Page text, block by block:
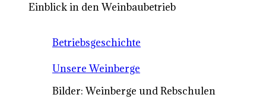
Einblick in den Weinbaubetrieb
Betriebsgeschichte
Unsere Weinberge
Bilder: Weinberge und Rebschulen